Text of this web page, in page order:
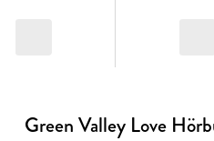
Green Valley Love